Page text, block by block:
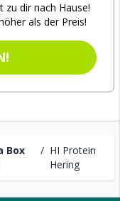
Box
/ HI Protein
Hering
dir nach Hause!
als der Preis!